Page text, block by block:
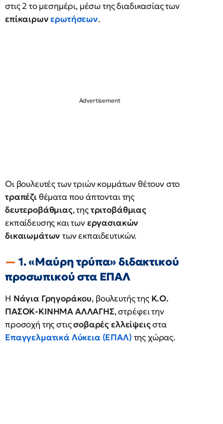
στις 2 το μεσημέρι, μέσω της διαδικασίας των
επίκαιρωνερωτήσεων.
Οι βουλευτές των τριών κομμάτων θέτουν στο
τραπέζιθέματα που άπτονται της
δευτεροβάθμιας, τηςτριτοβάθμιας
εκπαίδευσης και τωνεργασιακών
δικαιωμάτων των εκπαιδευτικών.
1. «Μαύρη τρύπα» διδακτικού
προσωπικού στα ΕΠΑΛ
Η Νάγια Γρηγοράκου, βουλευτής της Κ.Ο.
ΠΑΣΟΚ-ΚΙΝΗΜΑ ΑΛΛΑΓΗΣ, στρέφει την
προσοχή της στιςσοβαρές ελλείψειςστα
Επαγγελματικά Λύκεια (ΕΠΑΛ) της χώρας.